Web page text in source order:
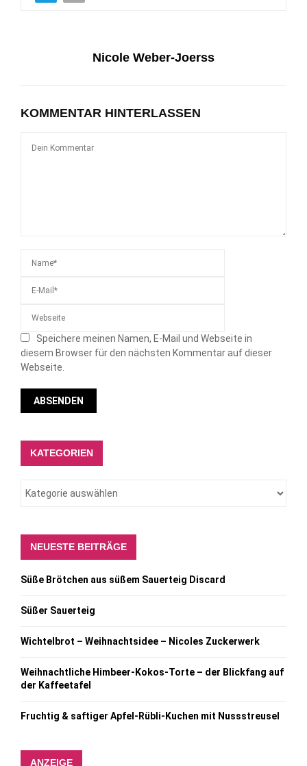
Nicole Weber-Joerss
KOMMENTAR HINTERLASSEN
Speichere meinen Namen, E-Mail und Webseite in
diesem Browser für den nächsten Kommentar auf dieser
Webseite.
KATEGORIEN
NEUESTE BEITRÄGE
Süße Brötchen aus süßem Sauerteig Discard
Süßer Sauerteig
Wichtelbrot – Weihnachtsidee – Nicoles Zuckerwerk
Weihnachtliche Himbeer-Kokos-Torte – der Blickfang auf
der Kaffeetafel
Fruchtig & saftiger Apfel-Rübli-Kuchen mit Nussstreusel
ANZEIGE